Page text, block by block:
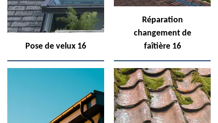
Pose de velux 16
Réparation
changement de
faîtière 16